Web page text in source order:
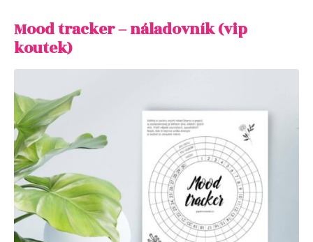
Mood tracker – náladovník (vip
koutek)